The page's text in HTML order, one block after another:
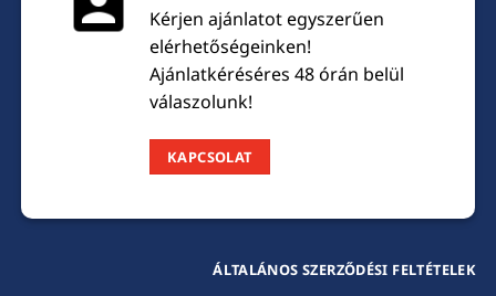
Kérjen ajánlatot egyszerűen
elérhetőségeinken!
Ajánlatkéréséres 48 órán belül
válaszolunk!
KAPCSOLAT
ÁLTALÁNOS SZERZŐDÉSI FELTÉTELEK